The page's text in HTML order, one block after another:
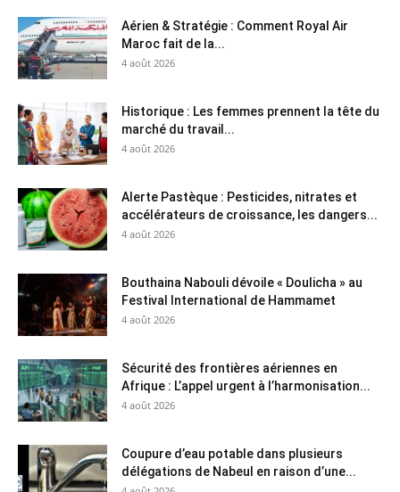
Aérien & Stratégie : Comment Royal Air
Maroc fait de la...
4 août 2026
Historique : Les femmes prennent la tête du
marché du travail...
4 août 2026
Alerte Pastèque : Pesticides, nitrates et
accélérateurs de croissance, les dangers...
4 août 2026
Bouthaina Nabouli dévoile « Doulicha » au
Festival International de Hammamet
4 août 2026
Sécurité des frontières aériennes en
Afrique : L’appel urgent à l’harmonisation...
4 août 2026
Coupure d’eau potable dans plusieurs
délégations de Nabeul en raison d’une...